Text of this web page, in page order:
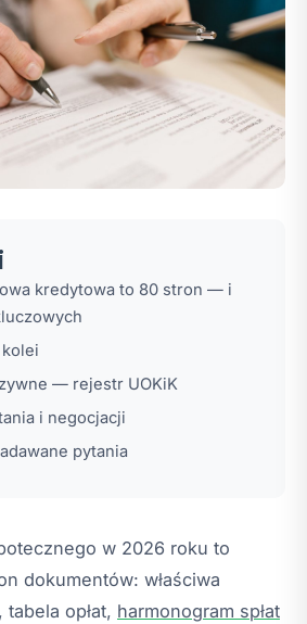
kredytowa to 80 stron — i
— rejestr UOKiK
i negocjacji
pytania
w 2026 roku to
dokumentów: właściwa
opłat, harmonogram spłat